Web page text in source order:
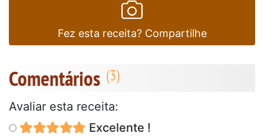
Fez esta receita? Compartilhe
Comentários
Avaliar esta receita:
Excelente !